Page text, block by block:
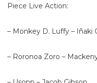
Piece Live Action:
– Monkey D. Luffy – Iñaki
– Roronoa Zoro –